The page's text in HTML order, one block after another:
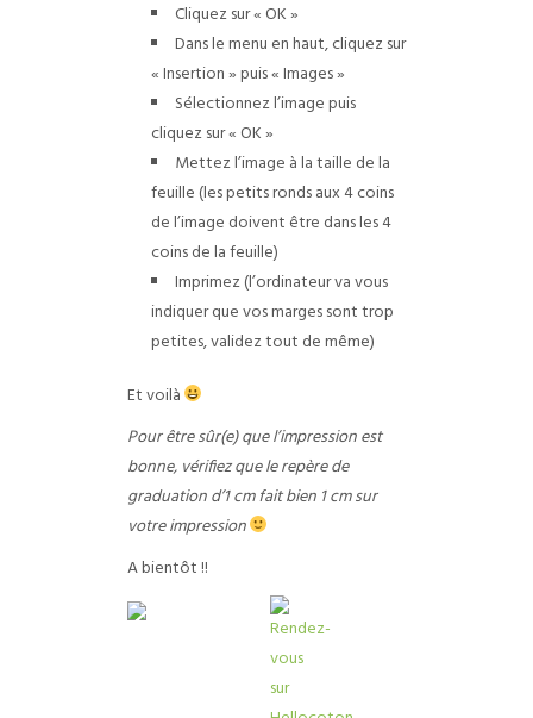
Cliquez sur « OK »
Dans le menu en haut, cliquez sur
« Insertion » puis « Images »
Sélectionnez l’image puis
cliquez sur « OK »
Mettez l’image à la taille de la
feuille (les petits ronds aux 4 coins
de l’image doivent être dans les 4
coins de la feuille)
Imprimez (l’ordinateur va vous
indiquer que vos marges sont trop
petites, validez tout de même)
Et voilà
Pour être sûr(e) que l’impression est
bonne, vérifiez que le repère de
graduation d’1 cm fait bien 1 cm sur
votre impression
A bientôt !!